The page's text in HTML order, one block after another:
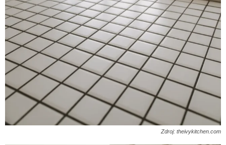
Zdroj: theivykitchen.com